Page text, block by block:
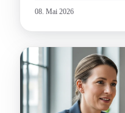
08. Mai 2026